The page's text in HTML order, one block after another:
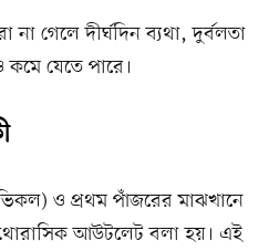
গেলে দীর্ঘদিন ব্যথা, দুর্বলতা
যেতে পারে।
ও প্রথম পাঁজরের মাঝখানে
আউটলেট বলা হয়। এই